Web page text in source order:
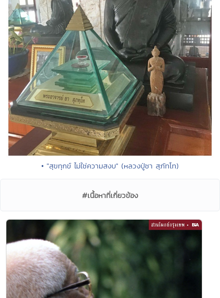
• "สุขทุกข์ ไม่ใช่ความสงบ" (หลวงปู่ชา สุภัทโท)
#เนื้อหาที่เกี่ยวข้อง